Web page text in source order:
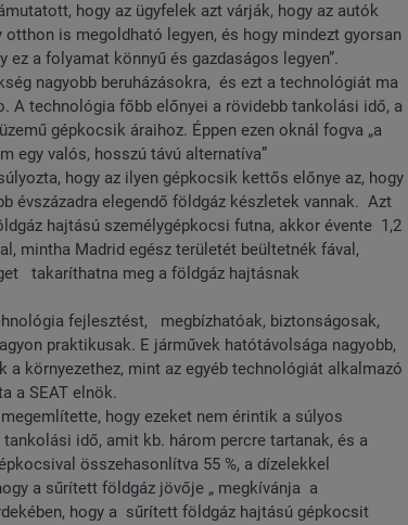
hogy az ügyfelek azt várják, hogy az autók
is megoldható legyen, és hogy mindezt gyorsan
a folyamat könnyű és gazdaságos legyen”.
nagyobb beruházásokra, és ezt a technológiát ma
A technológia főbb előnyei a rövidebb tankolási idő, a
gépkocsik áraihoz. Éppen ezen oknál fogva „a
egy valós, hosszú távú alternatíva”
hogy az ilyen gépkocsik kettős előnye az, hogy
évszázadra elegendő földgáz készletek vannak. Azt
hajtású személygépkocsi futna, akkor évente 1,2
mintha Madrid egész területét beültetnék fával,
takaríthatna meg a földgáz hajtásnak
fejlesztést, megbízhatóak, biztonságosak,
praktikusak. E járművek hatótávolsága nagyobb,
környezethez, mint az egyéb technológiát alkalmazó
a SEAT elnök.
hogy ezeket nem érintik a súlyos
idő, amit kb. három percre tartanak, és a
összehasonlítva 55 %, a dízelekkel
a sűrített földgáz jövője „ megkívánja a
hogy a sűrített földgáz hajtású gépkocsit